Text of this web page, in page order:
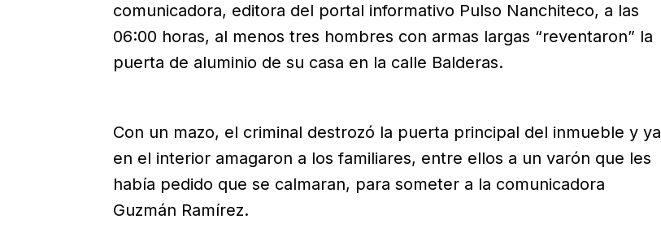
comunicadora, editora del portal informativo Pulso Nanchiteco, a las
06:00 horas, al menos tres hombres con armas largas “reventaron” la
puerta de aluminio de su casa en la calle Balderas.
Con un mazo, el criminal destrozó la puerta principal del inmueble y ya
en el interior amagaron a los familiares, entre ellos a un varón que les
había pedido que se calmaran, para someter a la comunicadora
Guzmán Ramírez.